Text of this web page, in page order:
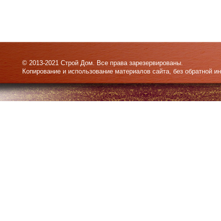
© 2013-2021 Строй Дом. Все права зарезервированы.
Копирование и использование материалов сайта, без обратной